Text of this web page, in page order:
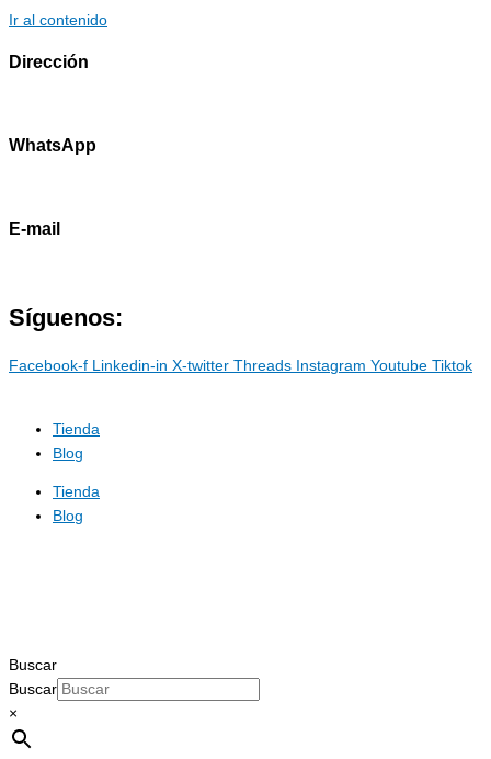
Ir al contenido
Dirección
WhatsApp
E-mail
Síguenos:
Facebook-f Linkedin-in X-twitter Threads Instagram Youtube Tiktok
Tienda
Blog
Tienda
Blog
Buscar
Buscar
×